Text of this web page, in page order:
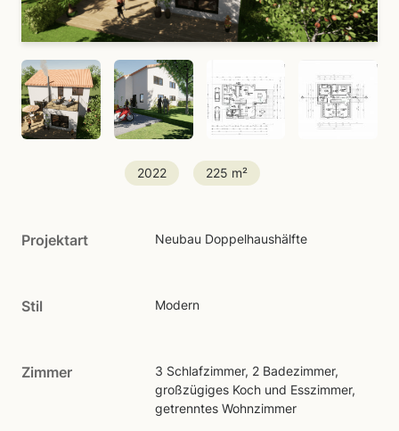
2022 225 m²
Projektart Neubau Doppelhaushälfte
Stil Modern
Zimmer
3 Schlafzimmer, 2 Badezimmer,
großzügiges Koch und Esszimmer,
getrenntes Wohnzimmer